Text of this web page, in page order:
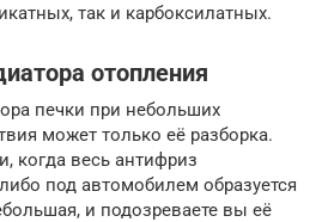
так и карбоксилатных.
отопления
печки при небольших
может только её разборка.
когда весь антифриз
под автомобилем образуется
и подозреваете вы её